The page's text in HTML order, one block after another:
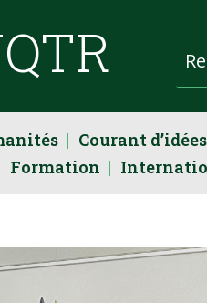
Courant d’idées
Formation